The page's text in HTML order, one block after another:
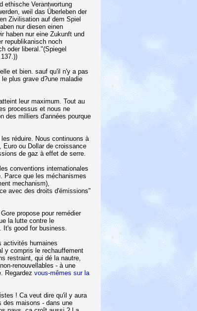
ethische Verantwortung
weil das Überleben der
Zivilisation auf dem Spiel
nur diesen einen
haben nur eine Zukunft und
republikanisch noch
oder liberal."(Spiegel
et bien. sauf qu'il n'y a pas
plus grave d?une maladie
leur maximum. Tout au
processus et nous ne
des milliers d'années pourque
réduire. Nous continuons à
ou Dollar de croissance
de gaz à effet de serre.
conventions internationales
Parce que les méchanismes
mechanism),
avec des droits d'émissions"
propose pour remédier
la lutte contre le
It's good for business.
activités humaines
y compris le rechauffement
restraint, qui dé la nautre,
renouvellables - à une
Regardez vous-mêmes sur la
! Ca veut dire qu'il y aura
maisons - dans une